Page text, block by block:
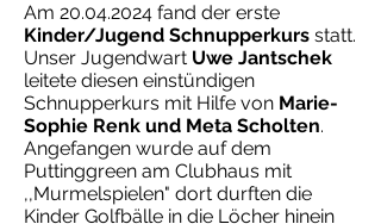
Am 20.04.2024 fand der erste
Kinder/Jugend Schnupperkurs statt.
Unser Jugendwart Uwe Jantschek
leitete diesen einstündigen
Schnupperkurs mit Hilfe von Marie-
Sophie Renk und Meta Scholten.
Angefangen wurde auf dem
Puttinggreen am Clubhaus mit
,,Murmelspielen" dort durften die
Kinder Golfbälle in die Löcher hinein